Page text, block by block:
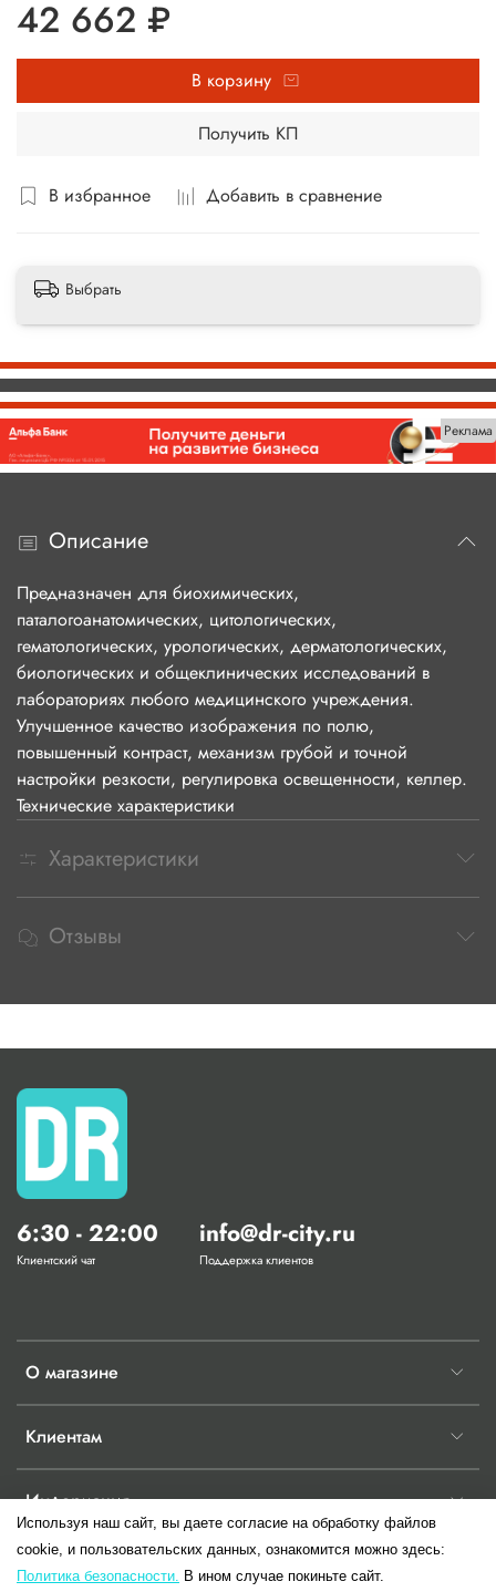
В избранное Добавить в сравнение
42 662 ₽
В корзину
Получить КП
Выбрать
Реклама
Описание
Предназначен для биохимических,
паталогоанатомических, цитологических,
гематологических, урологических, дерматологических,
биологических и общеклинических исследований в
лабораториях любого медицинского учреждения.
Улучшенное качество изображения по полю,
повышенный контраст, механизм грубой и точной
настройки резкости, регулировка освещенности, келлер.
Технические характеристики
Характеристики
Отзывы
О магазине
Клиентам
Информация
6:30 - 22:00
Клиентский чат
info@dr-city.ru
Поддержка клиентов
Используя наш сайт, вы даете согласие на обработку файлов
cookie, и пользовательских данных, ознакомится можно здесь:
Политика безопасности. В ином случае покиньте сайт.